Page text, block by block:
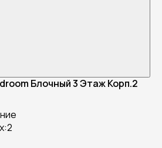
Блочный 3 Этаж Корп.2